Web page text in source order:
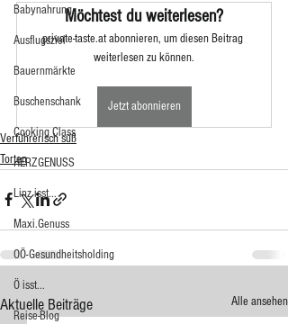
Babynahrung
Ausflugsziel
Bauernmärkte
Buschenschank
Cooking Class
HERZGENUSS
Linz isst...
Maxi.Genuss
OÖ-Gesundheitsholding
Ö isst...
Reise-Blog
Möchtest du weiterlesen?
private-taste.at abonnieren, um diesen Beitrag
weiterlesen zu können.
Jetzt abonnieren
Verführerisch süß
Torten
Aktuelle Beiträge Alle ansehen